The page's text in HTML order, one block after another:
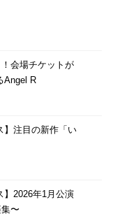
会場チケットが
Angel R
】注目の新作「い
】2026年1月公演
〜